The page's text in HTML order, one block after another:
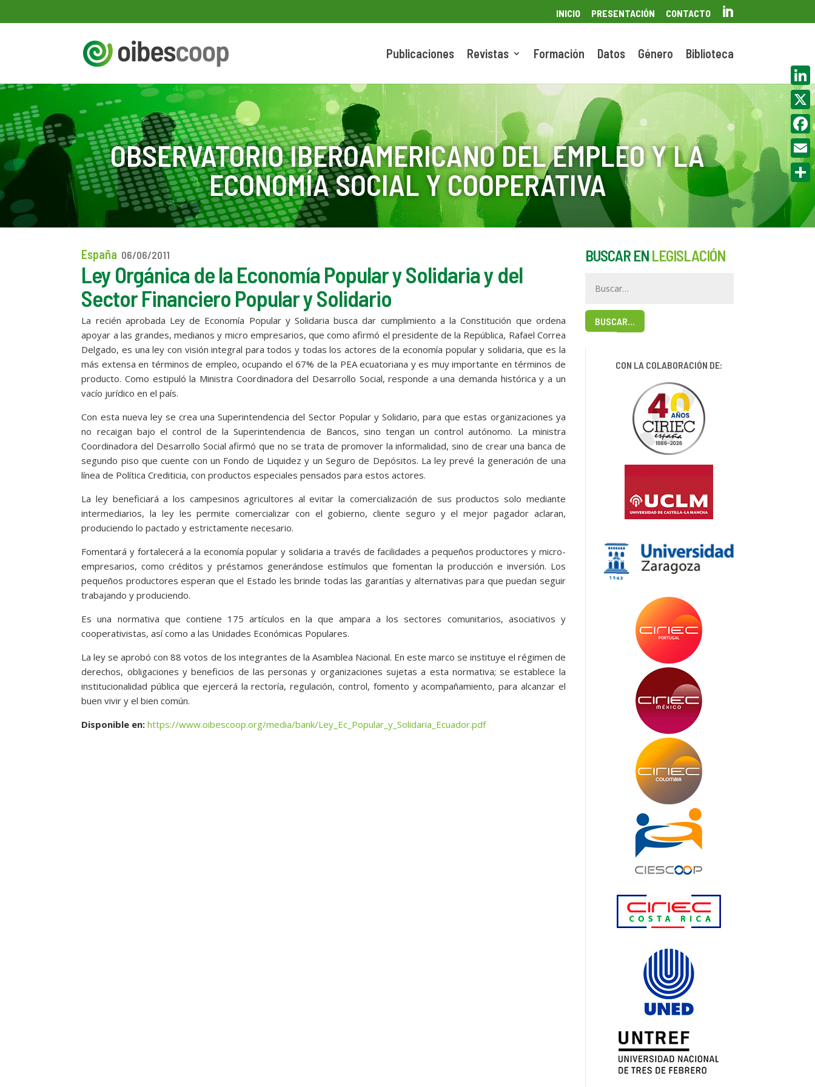
INICIO PRESENTACIÓN CONTACTO 
Publicaciones Revistas Formación Datos Género Biblioteca
OBSERVATORIO IBEROAMERICANO DEL EMPLEO Y LA
ECONOMÍA SOCIAL Y COOPERATIVA
España 06/06/2011
Ley Orgánica de la Economía Popular y Solidaria y del
Sector Financiero Popular y Solidario
La recién aprobada Ley de Economía Popular y Solidaria busca dar cumplimiento a la Constitución que ordena
apoyar a las grandes, medianos y micro empresarios, que como afirmó el presidente de la República, Rafael Correa
Delgado, es una ley con visión integral para todos y todas los actores de la economía popular y solidaria, que es la
más extensa en términos de empleo, ocupando el 67% de la PEA ecuatoriana y es muy importante en términos de
producto. Como estipuló la Ministra Coordinadora del Desarrollo Social, responde a una demanda histórica y a un
vacío jurídico en el país.
Con esta nueva ley se crea una Superintendencia del Sector Popular y Solidario, para que estas organizaciones ya
no recaigan bajo el control de la Superintendencia de Bancos, sino tengan un control autónomo. La ministra
Coordinadora del Desarrollo Social afirmó que no se trata de promover la informalidad, sino de crear una banca de
segundo piso que cuente con un Fondo de Liquidez y un Seguro de Depósitos. La ley prevé la generación de una
línea de Política Crediticia, con productos especiales pensados para estos actores.
La ley beneficiará a los campesinos agricultores al evitar la comercialización de sus productos solo mediante
intermediarios, la ley les permite comercializar con el gobierno, cliente seguro y el mejor pagador aclaran,
produciendo lo pactado y estrictamente necesario.
Fomentará y fortalecerá a la economía popular y solidaria a través de facilidades a pequeños productores y micro-
empresarios, como créditos y préstamos generándose estímulos que fomentan la producción e inversión. Los
pequeños productores esperan que el Estado les brinde todas las garantías y alternativas para que puedan seguir
trabajando y produciendo.
Es una normativa que contiene 175 artículos en la que ampara a los sectores comunitarios, asociativos y
cooperativistas, así como a las Unidades Económicas Populares.
La ley se aprobó con 88 votos de los integrantes de la Asamblea Nacional. En este marco se instituye el régimen de
derechos, obligaciones y beneficios de las personas y organizaciones sujetas a esta normativa; se establece la
institucionalidad pública que ejercerá la rectoría, regulación, control, fomento y acompañamiento, para alcanzar el
buen vivir y el bien común.
Disponible en:https://www.oibescoop.org/media/bank/Ley_Ec_Popular_y_Solidaria_Ecuador.pdf
BUSCAR EN LEGISLACIÓN
BUSCAR…
CON LA COLABORACIÓN DE:
X
Email